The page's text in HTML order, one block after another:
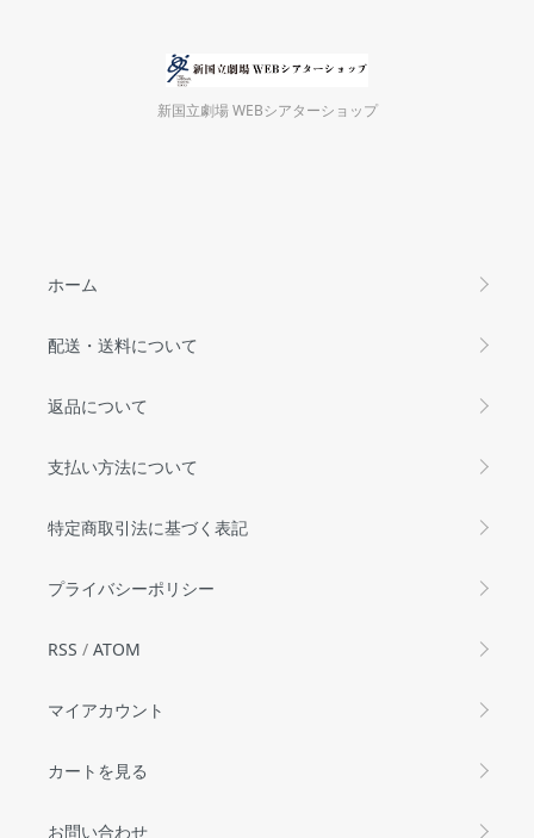
新国立劇場 WEBシアターショップ
ホーム
配送・送料について
返品について
支払い方法について
特定商取引法に基づく表記
プライバシーポリシー
RSS / ATOM
マイアカウント
カートを見る
お問い合わせ